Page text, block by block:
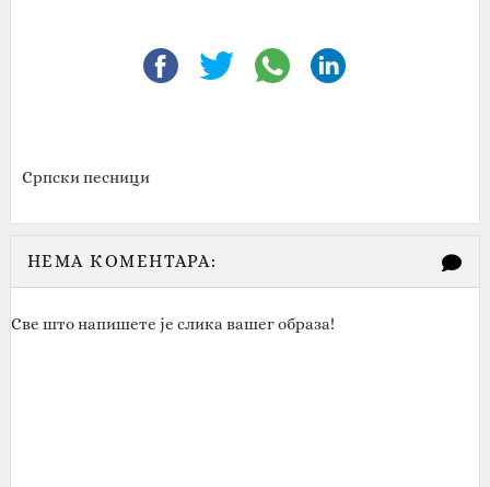
Српски песници
НЕМА КОМЕНТАРА:
Све што напишете је слика вашег образа!